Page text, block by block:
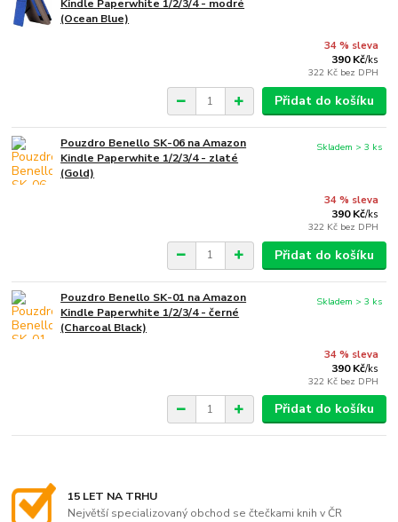
Kindle Paperwhite 1/2/3/4 - modré
(Ocean Blue)
34 % sleva
390 Kč/ks
322 Kč bez DPH
Přidat do košíku
Pouzdro Benello SK-06 na Amazon
Kindle Paperwhite 1/2/3/4 - zlaté
(Gold)
34 % sleva
390 Kč/ks
322 Kč bez DPH
Skladem > 3 ks
Přidat do košíku
Pouzdro Benello SK-01 na Amazon
Kindle Paperwhite 1/2/3/4 - černé
(Charcoal Black)
34 % sleva
390 Kč/ks
322 Kč bez DPH
Skladem > 3 ks
Přidat do košíku
15 LET NA TRHU
Největší specializovaný obchod se čtečkami knih v ČR